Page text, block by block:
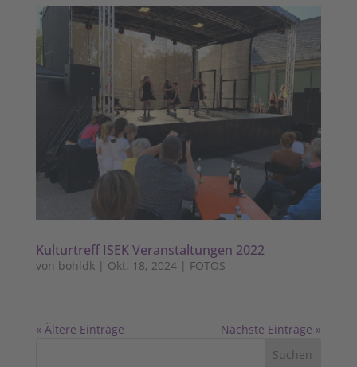
Kulturtreff ISEK Veranstaltungen 2022
von bohldk| Okt. 18, 2024| FOTOS
« Ältere Einträge
Nächste Einträge »
Suchen